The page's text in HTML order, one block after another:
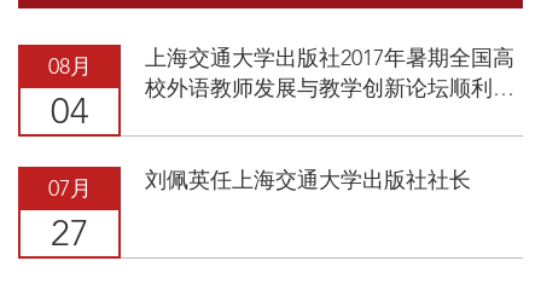
08月
04
上海交通大学出版社2017年暑期全国高
校外语教师发展与教学创新论坛顺利召
07月
27
刘佩英任上海交通大学出版社社长